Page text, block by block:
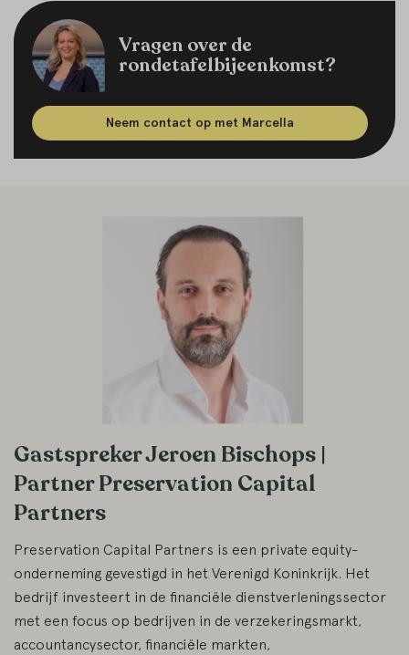
Vragen over de
rondetafelbijeenkomst?
Neem contact op met Marcella
Gastspreker Jeroen Bischops |
Partner Preservation Capital
Partners
Preservation Capital Partners is een private equity-
onderneming gevestigd in het Verenigd Koninkrijk. Het
bedrijf investeert in de financiële dienstverleningssector
met een focus op bedrijven in de verzekeringsmarkt,
accountancysector, financiële markten,